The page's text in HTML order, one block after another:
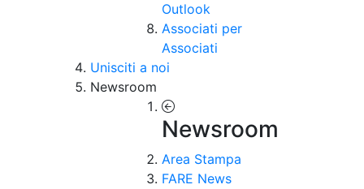
Outlook
Associati per
Associati
Unisciti a noi
Newsroom
Newsroom
Area Stampa
FARE News